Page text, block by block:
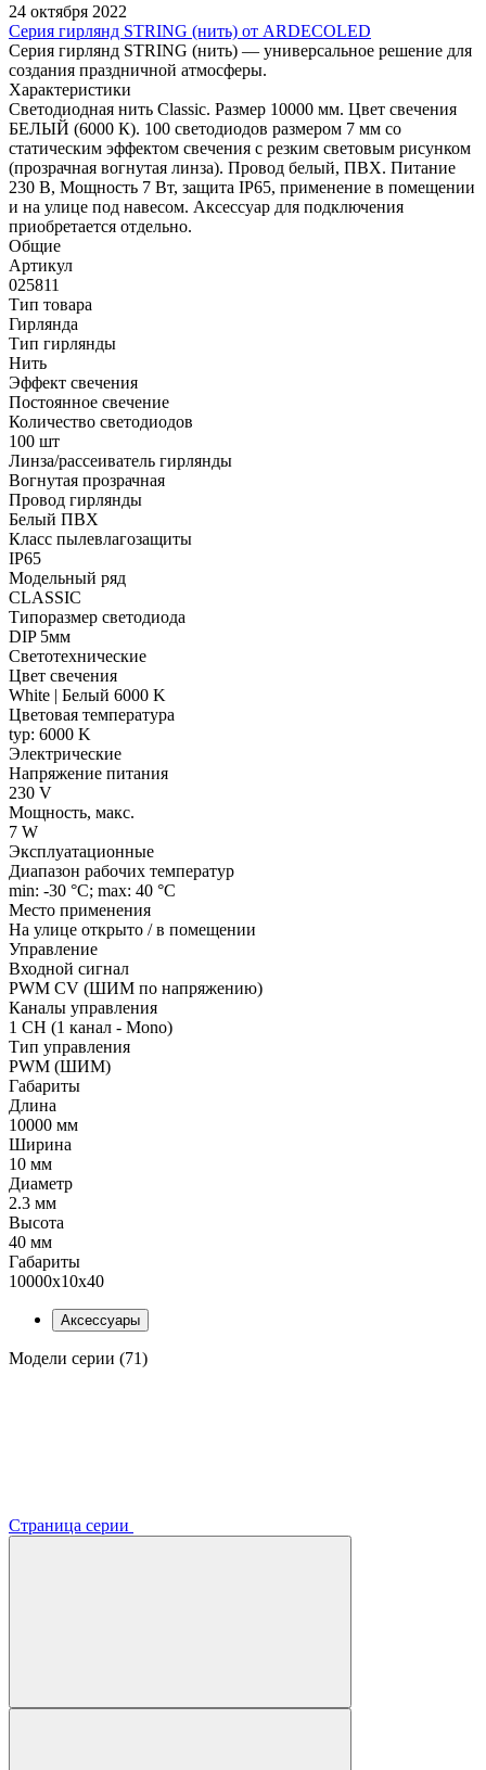
24 октября 2022
Серия гирлянд STRING (нить) от ARDECOLED
Серия гирлянд STRING (нить) — универсальное решение для
создания праздничной атмосферы.
Характеристики
Светодиодная нить Classic. Размер 10000 мм. Цвет свечения
БЕЛЫЙ (6000 К). 100 светодиодов размером 7 мм со
статическим эффектом свечения с резким световым рисунком
(прозрачная вогнутая линза). Провод белый, ПВХ. Питание
230 В, Мощность 7 Вт, защита IP65, применение в помещении
и на улице под навесом. Аксессуар для подключения
приобретается отдельно.
Общие
Артикул
025811
Тип товара
Гирлянда
Тип гирлянды
Нить
Эффект свечения
Постоянное свечение
Количество светодиодов
100 шт
Линза/рассеиватель гирлянды
Вогнутая прозрачная
Провод гирлянды
Белый ПВХ
Класс пылевлагозащиты
IP65
Модельный ряд
CLASSIC
Типоразмер светодиода
DIP 5мм
Светотехнические
Цвет свечения
White | Белый 6000 K
Цветовая температура
typ: 6000 K
Электрические
Напряжение питания
230 V
Мощность, макс.
7 W
Эксплуатационные
Диапазон рабочих температур
min: -30 °C; max: 40 °C
Место применения
На улице открыто / в помещении
Управление
Входной сигнал
PWM СV (ШИМ по напряжению)
Каналы управления
1 CH (1 канал - Mono)
Тип управления
PWM (ШИМ)
Габариты
Длина
10000 мм
Ширина
10 мм
Диаметр
2.3 мм
Высота
40 мм
Габариты
10000x10x40
Аксессуары
Модели серии (71)
Страница серии